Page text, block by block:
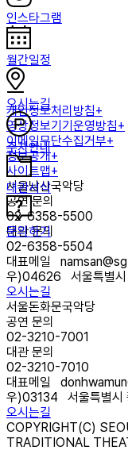
인스타그램
월간일정
오시는길
주차안내
대관서식
문의하기
개인정보처리방침+
영상정보기기운영방침+
이메일무단수집거부+
정보공개+
사이트맵+
서울남산국악당
공연 문의
02-6358-5500
대관 문의
02-6358-5504
대표메일
우)04626
서울특별
오시는길
서울돈화문국악당
공연 문의
02-3210-7001
대관 문의
02-3210-7010
대표메일
우)03134
서울특별시
오시는길
COPYRIGHT(C)
TRADITIONAL